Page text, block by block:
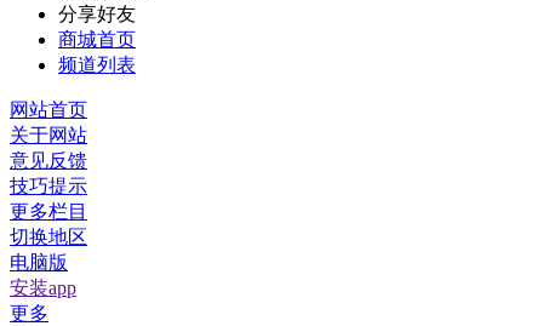
分享好友
商城首页
频道列表
网站首页
关于网站
意见反馈
技巧提示
更多栏目
切换地区
电脑版
安装app
更多